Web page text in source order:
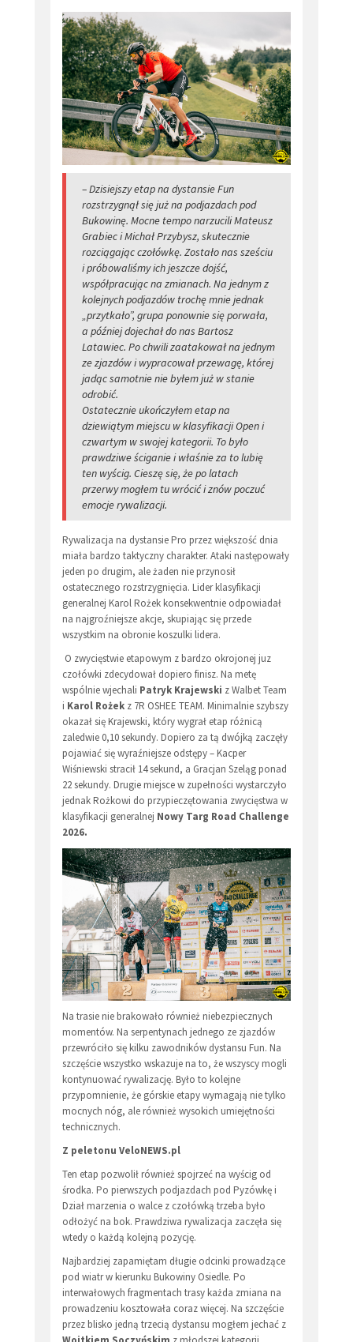
– Dzisiejszy etap na dystansie Fun
rozstrzygnął się już na podjazdach pod
Bukowinę. Mocne tempo narzucili Mateusz
Grabiec i Michał Przybysz, skutecznie
rozciągając czołówkę. Zostało nas sześciu
i próbowaliśmy ich jeszcze dojść,
współpracując na zmianach. Na jednym z
kolejnych podjazdów trochę mnie jednak
„przytkało”, grupa ponownie się porwała,
a później dojechał do nas Bartosz
Latawiec. Po chwili zaatakował na jednym
ze zjazdów i wypracował przewagę, której
jadąc samotnie nie byłem już w stanie
odrobić.
Ostatecznie ukończyłem etap na
dziewiątym miejscu w klasyfikacji Open i
czwartym w swojej kategorii. To było
prawdziwe ściganie i właśnie za to lubię
ten wyścig. Cieszę się, że po latach
przerwy mogłem tu wrócić i znów poczuć
emocje rywalizacji.
Rywalizacja na dystansie Pro przez większość dnia
miała bardzo taktyczny charakter. Ataki następowały
jeden po drugim, ale żaden nie przynosił
ostatecznego rozstrzygnięcia. Lider klasyfikacji
generalnej Karol Rożek konsekwentnie odpowiadał
na najgroźniejsze akcje, skupiając się przede
wszystkim na obronie koszulki lidera.
O zwycięstwie etapowym z bardzo okrojonej juz
czołówki zdecydował dopiero finisz. Na metę
wspólnie wjechali Patryk Krajewski z Walbet Team
i Karol Rożek z 7R OSHEE TEAM. Minimalnie szybszy
okazał się Krajewski, który wygrał etap różnicą
zaledwie 0,10 sekundy. Dopiero za tą dwójką zaczęły
pojawiać się wyraźniejsze odstępy – Kacper
Wiśniewski stracił 14 sekund, a Gracjan Szeląg ponad
22 sekundy. Drugie miejsce w zupełności wystarczyło
jednak Rożkowi do przypieczętowania zwycięstwa w
klasyfikacji generalnej Nowy Targ Road Challenge
2026.
Na trasie nie brakowało również niebezpiecznych
momentów. Na serpentynach jednego ze zjazdów
przewróciło się kilku zawodników dystansu Fun. Na
szczęście wszystko wskazuje na to, że wszyscy mogli
kontynuować rywalizację. Było to kolejne
przypomnienie, że górskie etapy wymagają nie tylko
mocnych nóg, ale również wysokich umiejętności
technicznych.
Z peletonu VeloNEWS.pl
Ten etap pozwolił również spojrzeć na wyścig od
środka. Po pierwszych podjazdach pod Pyzówkę i
Dział marzenia o walce z czołówką trzeba było
odłożyć na bok. Prawdziwa rywalizacja zaczęła się
wtedy o każdą kolejną pozycję.
Najbardziej zapamiętam długie odcinki prowadzące
pod wiatr w kierunku Bukowiny Osiedle. Po
interwałowych fragmentach trasy każda zmiana na
prowadzeniu kosztowała coraz więcej. Na szczęście
przez blisko jedną trzecią dystansu mogłem jechać z